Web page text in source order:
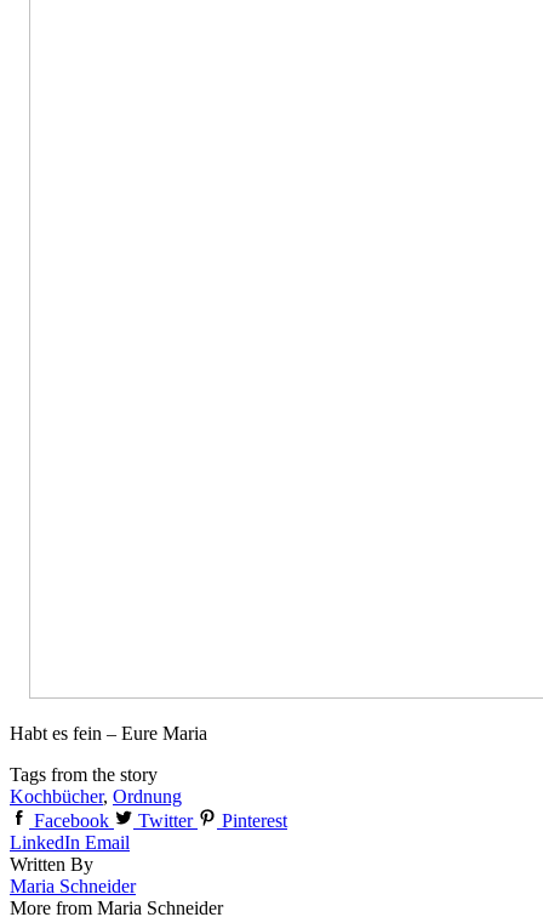
Habt es fein – Eure Maria
Tags from the story
Kochbücher, Ordnung
Facebook
Twitter
Pinterest
LinkedIn Email
Written By
Maria Schneider
More from Maria Schneider